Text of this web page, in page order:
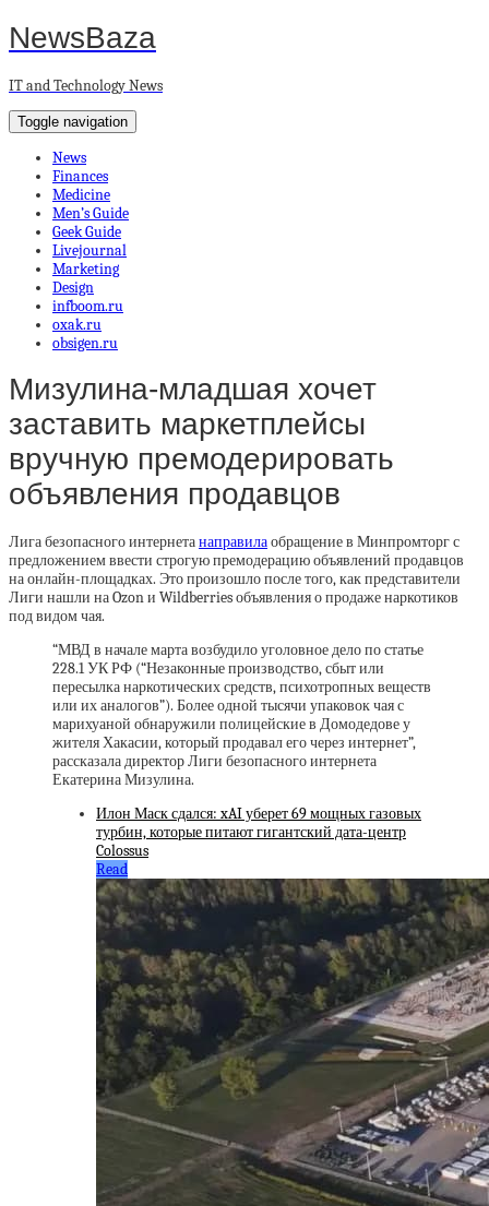
NewsBaza
IT and Technology News
Toggle navigation
News
Finances
Medicine
Men’s Guide
Geek Guide
Livejournal
Marketing
Design
infboom.ru
oxak.ru
obsigen.ru
Мизулина-младшая хочет
заставить маркетплейсы
вручную премодерировать
объявления продавцов
Лига безопасного интернетанаправилаобращение в Минпромторг с
предложением ввести строгую премодерацию объявлений продавцов
на онлайн-площадках. Это произошло после того, как представители
Лиги нашли на Ozon и Wildberries объявления о продаже наркотиков
под видом чая.
“МВД в начале марта возбудило уголовное дело по статье
228.1 УК РФ (“Незаконные производство, сбыт или
пересылка наркотических средств, психотропных веществ
или их аналогов”). Более одной тысячи упаковок чая с
марихуаной обнаружили полицейские в Домодедове у
жителя Хакасии, который продавал его через интернет”,
рассказала директор Лиги безопасного интернета
Екатерина Мизулина.
Илон Маск сдался: xAI уберет 69 мощных газовых
турбин, которые питают гигантский дата-центр
Colossus
Read